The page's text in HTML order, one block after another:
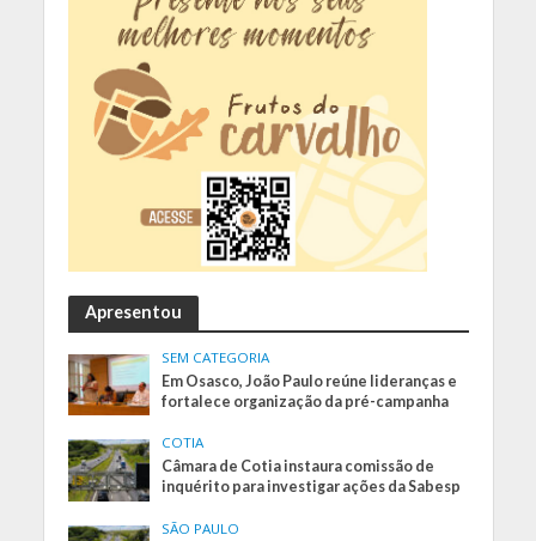
Apresentou
SEM CATEGORIA
Em Osasco, João Paulo reúne lideranças e
fortalece organização da pré-campanha
COTIA
Câmara de Cotia instaura comissão de
inquérito para investigar ações da Sabesp
SÃO PAULO